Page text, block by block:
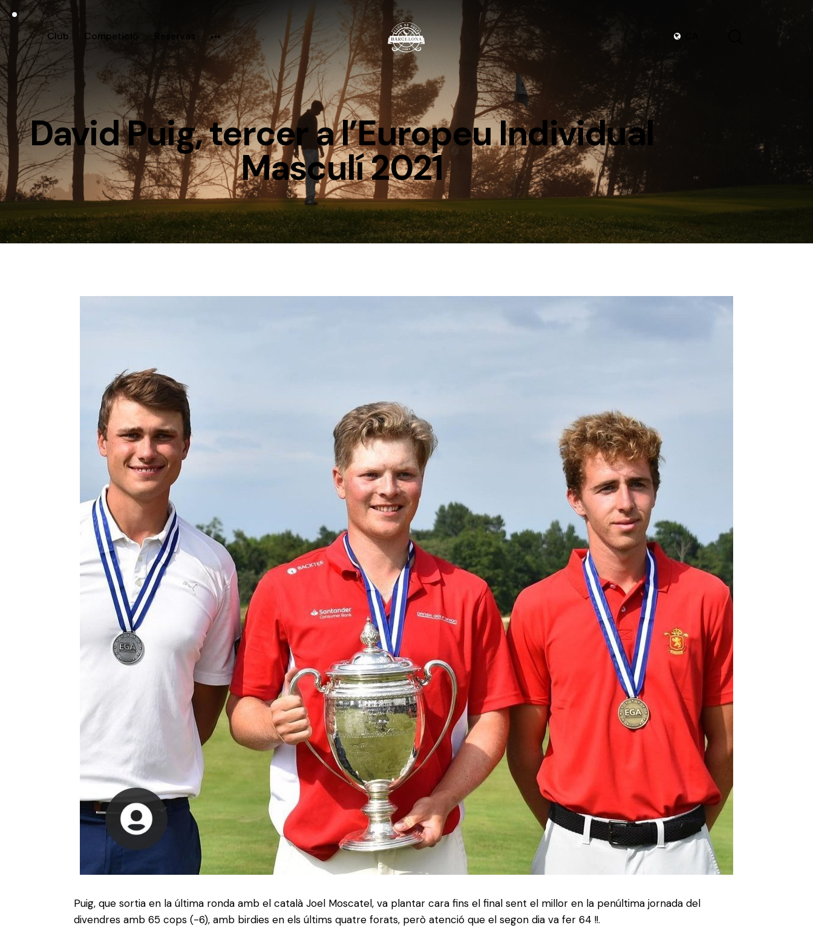
Club Competició Reservas
David Puig, tercer a l’Europeu Individual
Masculí 2021
Puig, que sortia en la última ronda amb el català Joel Moscatel, va plantar cara fins el final sent el millor en la penúltima jornada del
divendres amb 65 cops (-6), amb birdies en els últims quatre forats, però atenció que el segon dia va fer 64 !!.